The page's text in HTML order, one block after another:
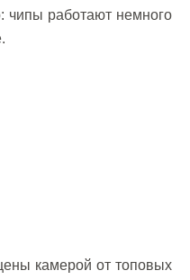
чипы работают немного
камерой от топовых